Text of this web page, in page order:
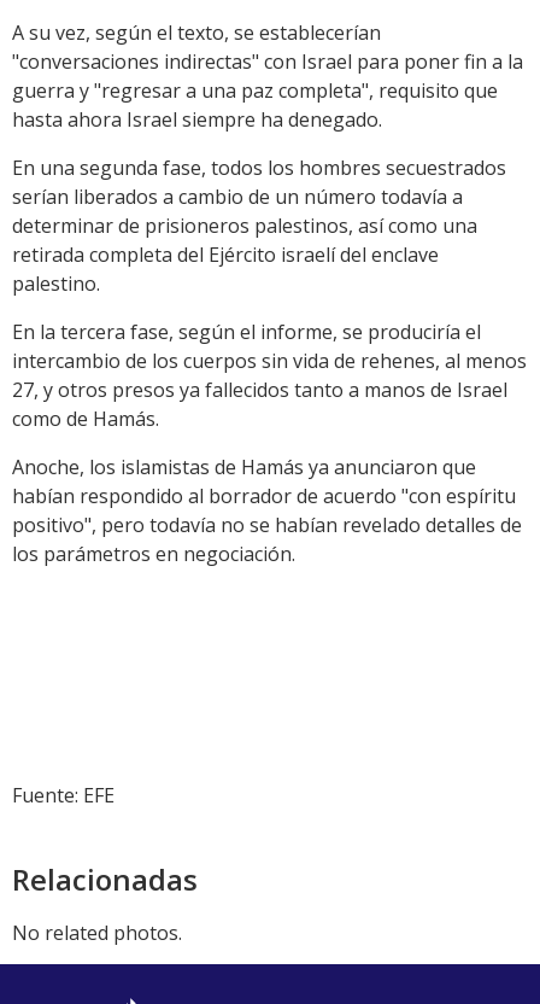
A su vez, según el texto, se establecerían
"conversaciones indirectas" con Israel para poner fin a la
guerra y "regresar a una paz completa", requisito que
hasta ahora Israel siempre ha denegado.
En una segunda fase, todos los hombres secuestrados
serían liberados a cambio de un número todavía a
determinar de prisioneros palestinos, así como una
retirada completa del Ejército israelí del enclave
palestino.
En la tercera fase, según el informe, se produciría el
intercambio de los cuerpos sin vida de rehenes, al menos
27, y otros presos ya fallecidos tanto a manos de Israel
como de Hamás.
Anoche, los islamistas de Hamás ya anunciaron que
habían respondido al borrador de acuerdo "con espíritu
positivo", pero todavía no se habían revelado detalles de
los parámetros en negociación.
Fuente: EFE
Relacionadas
No related photos.